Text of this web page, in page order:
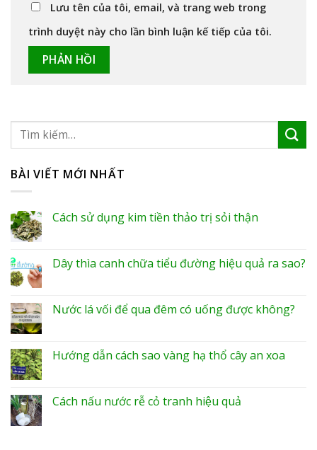
Lưu tên của tôi, email, và trang web trong
trình duyệt này cho lần bình luận kế tiếp của tôi.
BÀI VIẾT MỚI NHẤT
Cách sử dụng kim tiền thảo trị sỏi thận
Dây thìa canh chữa tiểu đường hiệu quả ra sao?
Nước lá vối để qua đêm có uống được không?
Hướng dẫn cách sao vàng hạ thổ cây an xoa
Cách nấu nước rễ cỏ tranh hiệu quả